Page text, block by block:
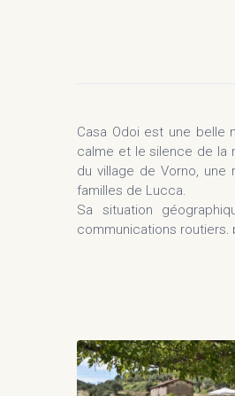
Casa Odoi est une belle
calme et le silence de la
du village de Vorno, une
familles de Lucca.
Sa situation
communications routiers,
empruntant quelques
(douche).
Au niveau inférieur, la